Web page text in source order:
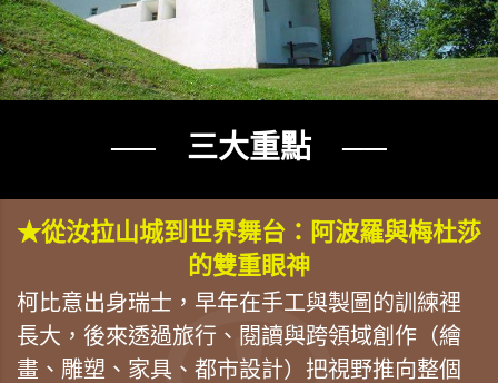
── 三大重點 ──
★從汝拉山城到世界舞台：阿波羅與梅杜莎
的雙重眼神
柯比意出身瑞士，早年在手工與製圖的訓練裡
長大，後來透過旅行、閱讀與跨領域創作（繪
畫、雕塑、家具、都市設計）把視野推向整個